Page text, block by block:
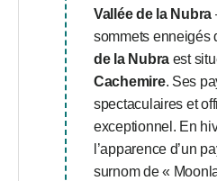
Vallée de la Nubra
sommets enneigés
de la Nubra est
Cachemire. Ses
spectaculaires et
exceptionnel. En
l’apparence d’un
surnom de «